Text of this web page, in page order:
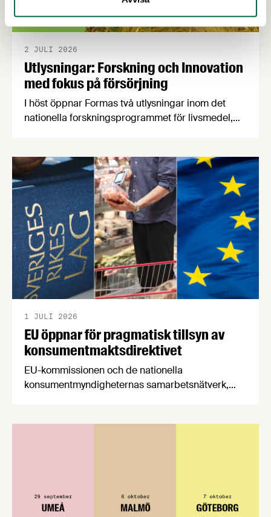
Utlysningar: Forskning och Innovation
med fokus på försörjning
2 JULI 2026
I höst öppnar Formas två utlysningar inom det
nationella forskningsprogrammet för livsmedel,
en motståndskraftig livsmedelsförsörjning", och
båda syftar till att bana väg för innovationer som
stärker Sveriges livsmedelsförsörjning.
EU öppnar för pragmatisk tillsyn av
konsumentmaktsdirektivet
1 JULI 2026
EU-kommissionen och de nationella
konsumentmyndigheternas samarbetsnätverk,
konsumentmaktsdirektivet. Livsmedelsföretagen